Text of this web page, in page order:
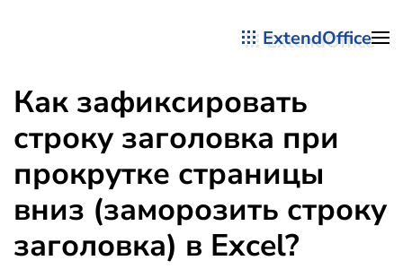
ExtendOffice
Как зафиксировать
строку заголовка при
прокрутке страницы
вниз (заморозить строку
заголовка) в Excel?